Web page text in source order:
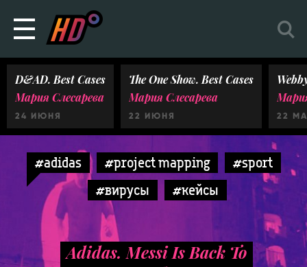
D&AD. Best Cases
Мария Слесарева
24 ИЮНЯ
The One Show. Best Cases
Мария Слесарева
22 ИЮНЯ 22
#adidas #project mapping
#sport
#вирусы
#кейсы
Adidas. Messi Is Back To